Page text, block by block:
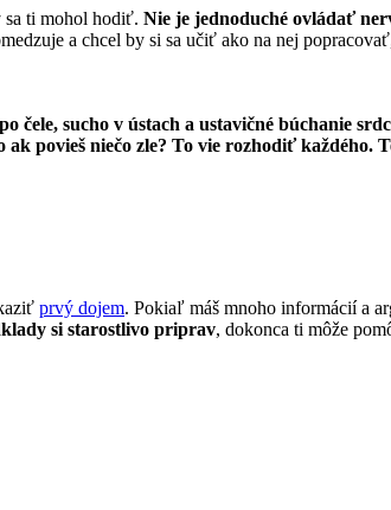
sa ti mohol hodiť. Nie je jednoduché ovládať
a chcel by si sa učiť ako na nej
čele, sucho v ústach a ustavičné búchanie
povieš niečo zle? To vie rozhodiť každého.
prvý dojem. Pokiaľ máš mnoho informácií a
si starostlivo priprav, dokonca ti môže